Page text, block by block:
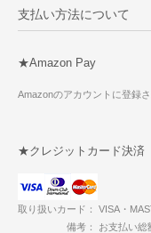
支払い方法について
★Amazon Pay
Amazonのアカウントに登録
★クレジットカード決済
取り扱いカード： VISA・
備考： お支払い総額